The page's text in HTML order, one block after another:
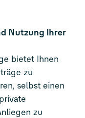
Nutzung Ihrer
bietet Ihnen
zu
selbst einen
zu